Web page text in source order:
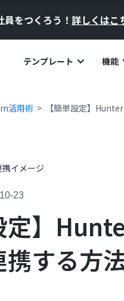
をつくろう！ 詳しくはこ
テンプレート 機能
活用術 【簡単設定】
23
定】
する方